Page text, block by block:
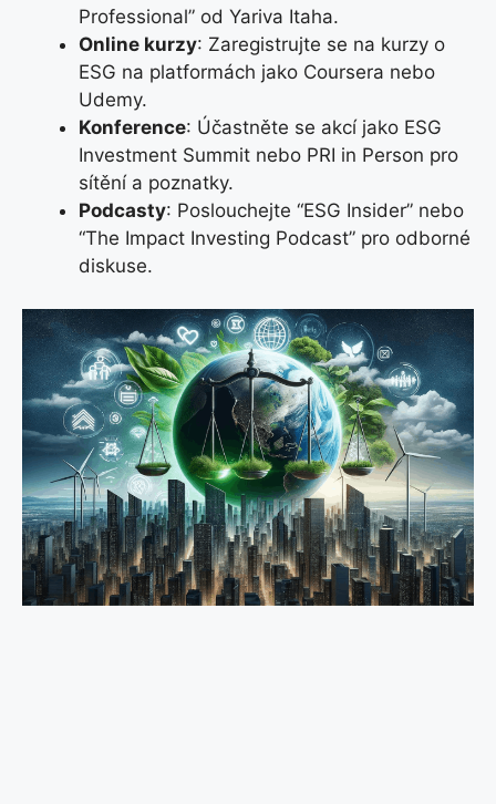
Professional” od Yariva Itaha.
Online kurzy: Zaregistrujte se na kurzy o
ESG na platformách jako Coursera nebo
Udemy.
Konference: Účastněte se akcí jako ESG
Investment Summit nebo PRI in Person pro
sítění a poznatky.
Podcasty: Poslouchejte “ESG Insider” nebo
“The Impact Investing Podcast” pro odborné
diskuse.